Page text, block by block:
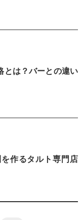
とは？バーとの違い
作るタルト専門店